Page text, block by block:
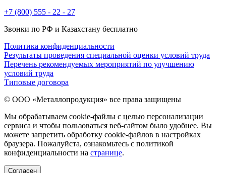
+7 (800) 555 - 22 - 27
Звонки по РФ и Казахстану бесплатно
Политика конфиденциальности
Результаты проведения специальной оценки условий труда
Перечень рекомендуемых мероприятий по улучшению
условий труда
Типовые договора
© ООО «Металлопродукция» все права защищены
Мы обрабатываем cookie-файлы с целью персонализации
сервиса и чтобы пользоваться веб-сайтом было удобнее. Вы
можете запретить обработку cookie-файлов в настройках
браузера. Пожалуйста, ознакомьтесь с политикой
конфиденциальности на странице.
Cогласен